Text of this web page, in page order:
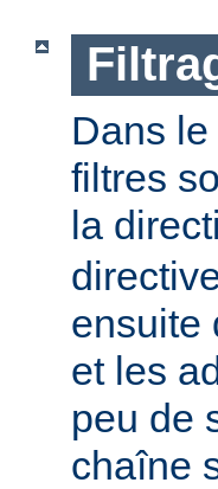
Dans
filtres
la
ensuite
et les
peu de
chaîne